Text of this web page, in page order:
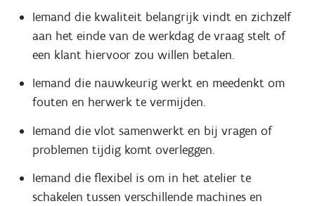
Iemand die kwaliteit belangrijk vindt en zichzelf
aan het einde van de werkdag de vraag stelt of
een klant hiervoor zou willen betalen.
Iemand die nauwkeurig werkt en meedenkt om
fouten en herwerk te vermijden.
Iemand die vlot samenwerkt en bij vragen of
problemen tijdig komt overleggen.
Iemand die flexibel is om in het atelier te
schakelen tussen verschillende machines en